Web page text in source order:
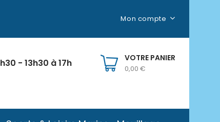
Mon compte
VOTRE PANIER
0,00 €
- 13h30 à 17h